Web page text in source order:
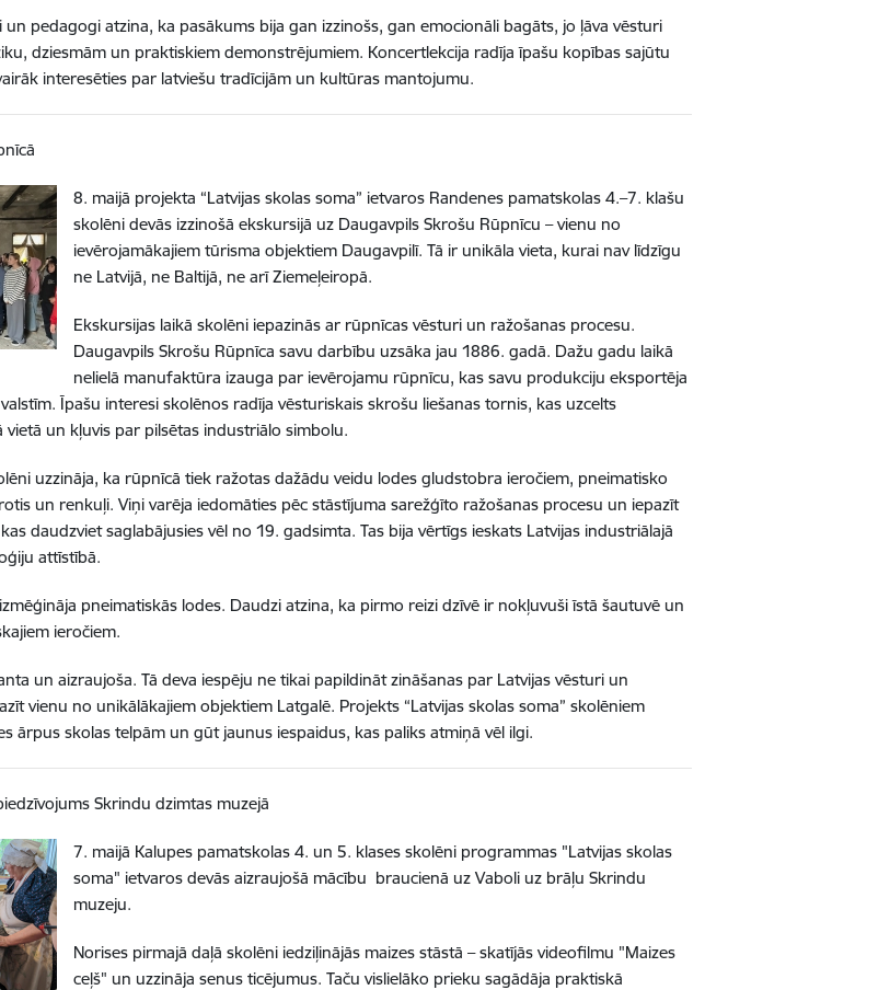
un pedagogi atzina, ka pasākums bija gan izzinošs, gan emocionāli bagāts, jo ļāva vēsturi
dziesmām un praktiskiem demonstrējumiem. Koncertlekcija radīja īpašu kopības sajūtu
interesēties par latviešu tradīcijām un kultūras mantojumu.
8. maijā projekta “Latvijas skolas soma” ietvaros Randenes pamatskolas 4.–7. klašu
skolēni devās izzinošā ekskursijā uz Daugavpils Skrošu Rūpnīcu – vienu no
ievērojamākajiem tūrisma objektiem Daugavpilī. Tā ir unikāla vieta, kurai nav līdzīgu
ne Latvijā, ne Baltijā, ne arī Ziemeļeiropā.
Ekskursijas laikā skolēni iepazinās ar rūpnīcas vēsturi un ražošanas procesu.
Daugavpils Skrošu Rūpnīca savu darbību uzsāka jau 1886. gadā. Dažu gadu laikā
nelielā manufaktūra izauga par ievērojamu rūpnīcu, kas savu produkciju eksportēja
Īpašu interesi skolēnos radīja vēsturiskais skrošu liešanas tornis, kas uzcelts
vietā un kļuvis par pilsētas industriālo simbolu.
uzzināja, ka rūpnīcā tiek ražotas dažādu veidu lodes gludstobra ieročiem, pneimatisko
un renkuļi. Viņi varēja iedomāties pēc stāstījuma sarežģīto ražošanas procesu un iepazīt
daudzviet saglabājusies vēl no 19. gadsimta. Tas bija vērtīgs ieskats Latvijas industriālajā
attīstībā.
pneimatiskās lodes. Daudzi atzina, ka pirmo reizi dzīvē ir nokļuvuši īstā šautuvē un
ieročiem.
un aizraujoša. Tā deva iespēju ne tikai papildināt zināšanas par Latvijas vēsturi un
vienu no unikālākajiem objektiem Latgalē. Projekts “Latvijas skolas soma” skolēniem
ārpus skolas telpām un gūt jaunus iespaidus, kas paliks atmiņā vēl ilgi.
Skrindu dzimtas muzejā
7. maijā Kalupes pamatskolas 4. un 5. klases skolēni programmas "Latvijas skolas
soma" ietvaros devās aizraujošā mācību braucienā uz Vaboli uz brāļu Skrindu
muzeju.
Norises pirmajā daļā skolēni iedziļinājās maizes stāstā – skatījās videofilmu "Maizes
ceļš" un uzzināja senus ticējumus. Taču vislielāko prieku sagādāja praktiskā